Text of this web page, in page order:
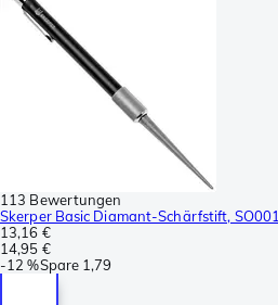
113 Bewertungen
Skerper Basic Diamant-Schärfstift, SO001
13,16 €
14,95 €
-12 %Spare 1,79